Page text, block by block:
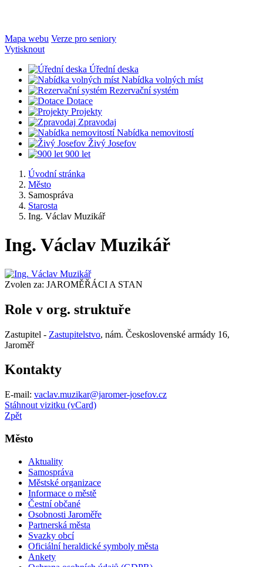
Mapa webu Verze pro seniory
Vytisknout
Úřední deska
Nabídka volných míst
Rezervační systém
Dotace
Projekty
Zpravodaj
Nabídka nemovitostí
Živý Josefov
900 let
Úvodní stránka
Město
Samospráva
Starosta
Ing. Václav Muzikář
Ing. Václav Muzikář
Zvolen za: JAROMĚŘÁCI A STAN
Role v org. struktuře
Zastupitel - Zastupitelstvo, nám. Československé armády 16,
Jaroměř
Kontakty
E-mail: vaclav.muzikar@jaromer-josefov.cz
Stáhnout vizitku (vCard)
Zpět
Město
Aktuality
Samospráva
Městské organizace
Informace o městě
Čestní občané
Osobnosti Jaroměře
Partnerská města
Svazky obcí
Oficiální heraldické symboly města
Ankety